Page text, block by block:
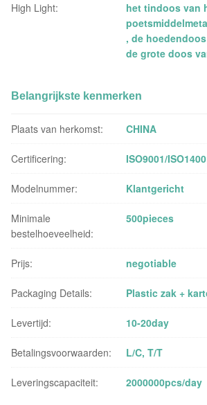
High Light:
het tindoos van
,de
de grote doos
Belangrijkste kenmerken
Plaats van herkomst: CHINA
Certificering: ISO9001/
Modelnummer: Klantgericht
Minimale
bestelhoeveelheid:
500pieces
Prijs: negotiable
Packaging Details: Plastic zak +
Levertijd: 10-20day
Betalingsvoorwaarden: L/C, T/T
Leveringscapaciteit: 2000000pcs/day